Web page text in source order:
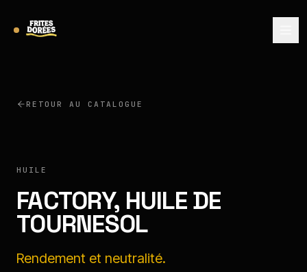
RETOUR AU CATALOGUE
HUILE
FACTORY, HUILE DE
TOURNESOL
Rendement et neutralité.